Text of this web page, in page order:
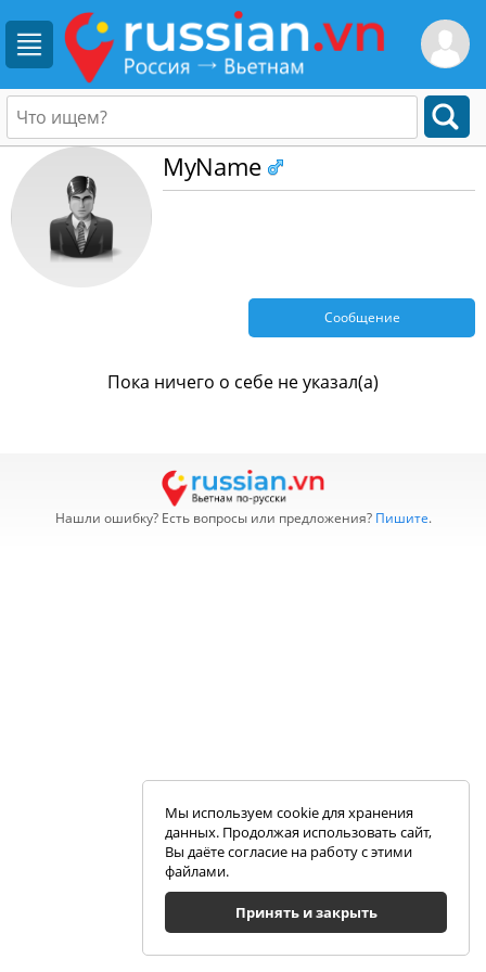
MyName
Сообщение
Пока ничего о себе не указал(а)
Нашли ошибку? Есть вопросы или предложения? Пишите.
Мы используем cookie для хранения
данных. Продолжая использовать сайт,
Вы даёте согласие на работу с этими
файлами.
Принять и закрыть